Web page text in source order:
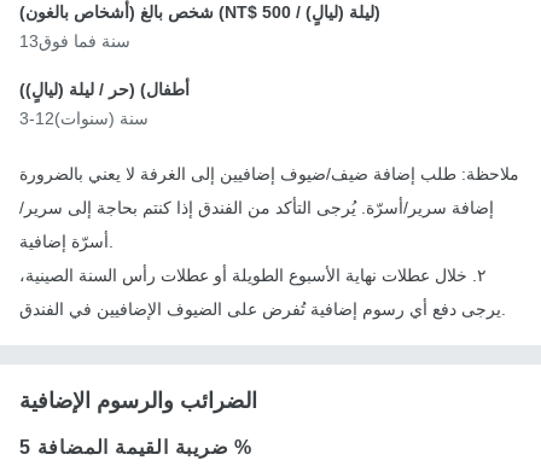
شخص بالغ (أشخاص بالغون) (NT$ 500
/ ليلة (ليالٍ))
13سنة فما فوق
أطفال) (حر / ليلة (ليالٍ))
3-12سنة (سنوات)
ملاحظة: طلب إضافة ضيف/ضيوف إضافيين إلى الغرفة لا يعني بالضرورة
إضافة سرير/أسرّة. يُرجى التأكد من الفندق إذا كنتم بحاجة إلى سرير/
٢. خلال عطلات نهاية الأسبوع الطويلة أو عطلات رأس السنة الصينية،
الضرائب والرسوم الإضافية
ضريبة القيمة المضافة 5 %